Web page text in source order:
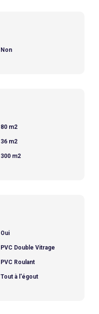
Non
80 m2
36 m2
300 m2
Oui
PVC Double Vitrage
PVC Roulant
Tout à l'égout